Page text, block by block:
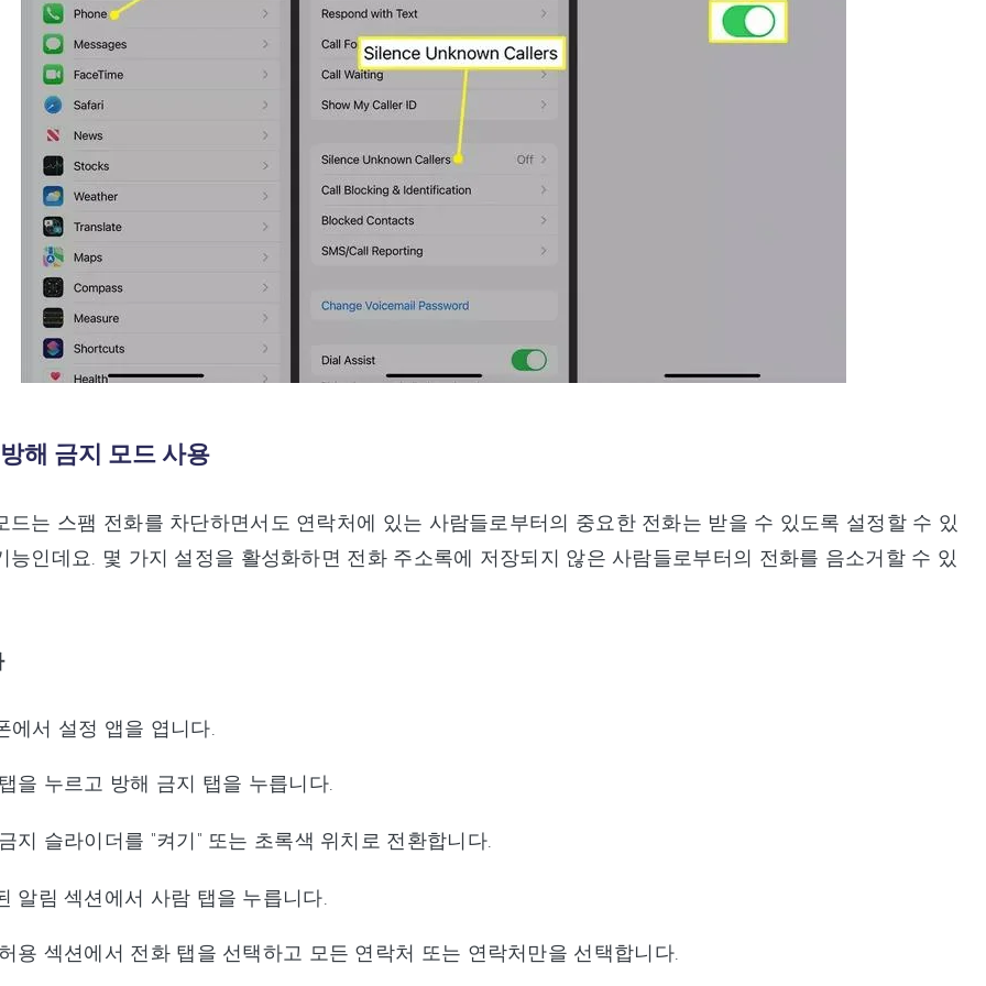
해 금지 모드 사용
드는 스팸 전화를 차단하면서도 연락처에 있는 사람들로부터의 중요한 전화는 받을 수 있도록 설정할 수 있
능인데요. 몇 가지 설정을 활성화하면 전화 주소록에 저장되지 않은 사람들로부터의 전화를 음소거할 수 있
에서 설정 앱을 엽니다.
을 누르고 방해 금지 탭을 누릅니다.
지 슬라이더를 "켜기" 또는 초록색 위치로 전환합니다.
알림 섹션에서 사람 탭을 누릅니다.
용 섹션에서 전화 탭을 선택하고 모든 연락처 또는 연락처만을 선택합니다.